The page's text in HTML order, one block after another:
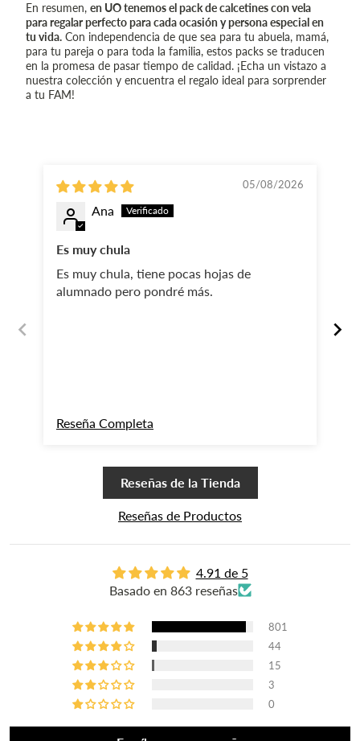
En resumen, en UO tenemos el pack de calcetines con vela
para regalar perfecto para cada ocasión y persona especial en
tu vida. Con independencia de que sea para tu abuela, mamá,
para tu pareja o para toda la familia, estos packs se traducen
en la promesa de pasar tiempo de calidad. ¡Echa un vistazo a
nuestra colección y encuentra el regalo ideal para sorprender
a tu FAM!
05/08/2026
Ana
Es muy chula
Es muy chula, tiene pocas hojas de
alumnado pero pondré más.
Reseña Completa
Reseñas de la Tienda
Reseñas de Productos
4.91 de 5
Basado en 863 reseñas
801
44
15
3
0